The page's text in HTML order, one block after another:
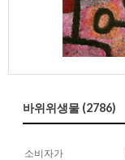
바위위생물 (2786)
소비자가